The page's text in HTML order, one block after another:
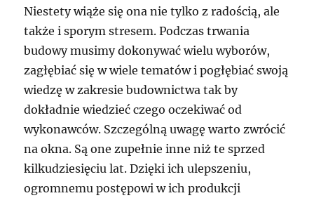
Niestety wiąże się ona nie tylko z radością, ale
także i sporym stresem. Podczas trwania
budowy musimy dokonywać wielu wyborów,
zagłębiać się w wiele tematów i pogłębiać swoją
wiedzę w zakresie budownictwa tak by
dokładnie wiedzieć czego oczekiwać od
wykonawców. Szczególną uwagę warto zwrócić
na okna. Są one zupełnie inne niż te sprzed
kilkudziesięciu lat. Dzięki ich ulepszeniu,
ogromnemu postępowi w ich produkcji